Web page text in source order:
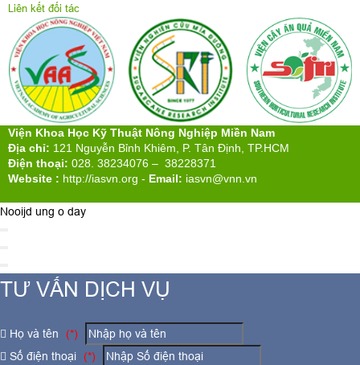
Liên kết đối tác
Viện Khoa Học Kỹ Thuật Nông Nghiệp Miền Nam
Địa chỉ: 121 Nguyễn Bỉnh Khiêm, P. Tân Định, TP.HCM
Điện thoại: 028. 38234076 – 38228371
Website : http://iasvn.org - Email: iasvn@vnn.vn
Nooijd ung o day
TƯ VẤN DỊCH VỤ
Họ và tên
(*)
Số điện thoại
(*)